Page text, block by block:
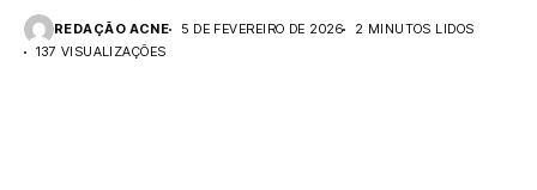
REDAÇÃO ACNE 5 DE FEVEREIRO DE 2026
2 MINUTOS LIDOS
137 VISUALIZAÇÕES